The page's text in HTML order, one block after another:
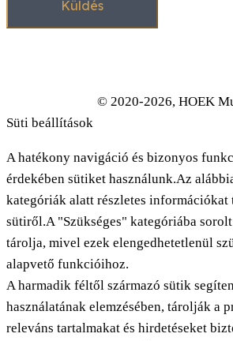
© 2020-2026, HOEK
Süti beállítások
A hatékony navigáció és bizonyos
érdekében sütiket használunk.Az
kategóriák alatt részletes információkat
sütiről.A "Szükséges" kategóriába
tárolja, mivel ezek elengedhetetlenül
alapvető funkcióihoz.
A harmadik féltől származó sütik
használatának elemzésében, tárolják a
releváns tartalmakat és hirdetéseket